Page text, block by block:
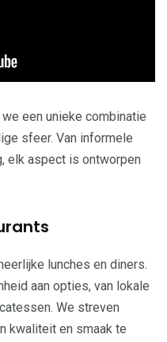
een unieke combinatie
sfeer. Van informele
elk aspect is ontworpen
lunches en diners.
aan opties, van lokale
We streven
kwaliteit en smaak te